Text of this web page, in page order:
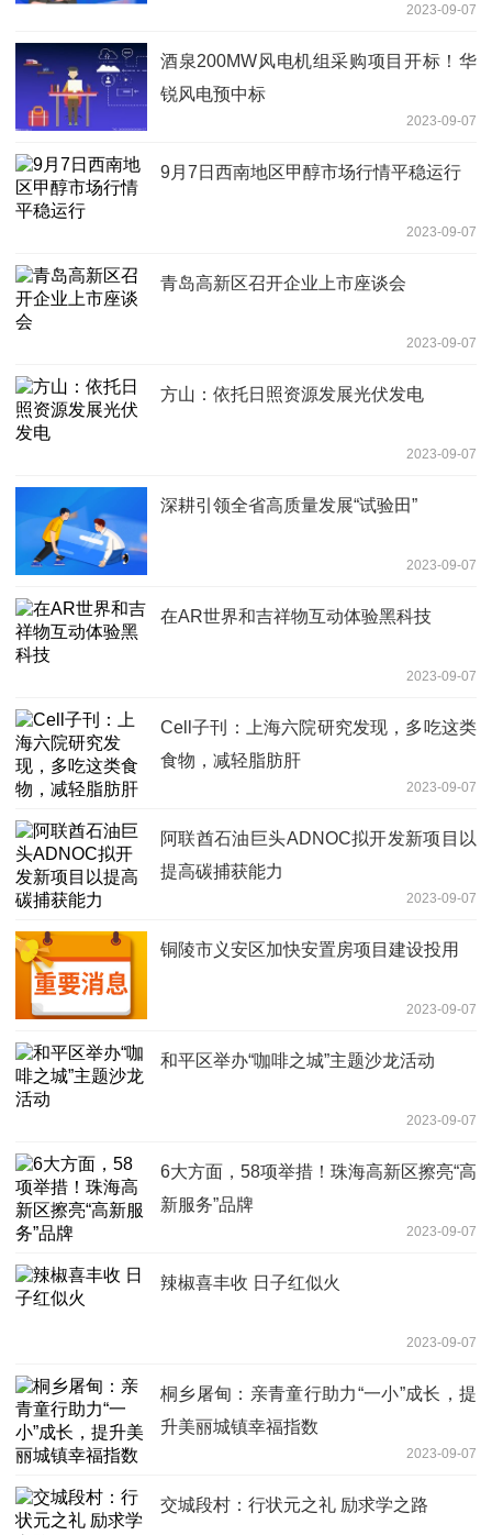
2023-09-07
酒泉200MW风电机组采购项目开标！华
锐风电预中标
2023-09-07
9月7日西南地区甲醇市场行情平稳运行
2023-09-07
青岛高新区召开企业上市座谈会
2023-09-07
方山：依托日照资源发展光伏发电
2023-09-07
深耕引领全省高质量发展“试验田”
2023-09-07
在AR世界和吉祥物互动体验黑科技
2023-09-07
Cell子刊：上海六院研究发现，多吃这类
食物，减轻脂肪肝
2023-09-07
阿联酋石油巨头ADNOC拟开发新项目以
提高碳捕获能力
2023-09-07
铜陵市义安区加快安置房项目建设投用
2023-09-07
和平区举办“咖啡之城”主题沙龙活动
2023-09-07
6大方面，58项举措！珠海高新区擦亮“高
新服务”品牌
2023-09-07
辣椒喜丰收 日子红似火
2023-09-07
桐乡屠甸：亲青童行助力“一小”成长，提
升美丽城镇幸福指数
2023-09-07
交城段村：行状元之礼 励求学之路